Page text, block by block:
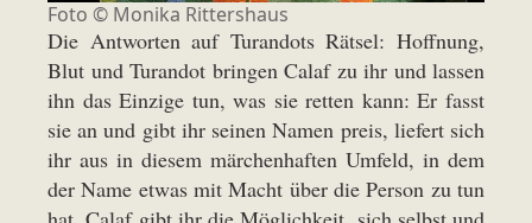
Foto © Monika Rittershaus
Die Antworten auf Turandots Rätsel: Hoffnung,
Blut und Turandot bringen Calaf zu ihr und lassen
ihn das Einzige tun, was sie retten kann: Er fasst
sie an und gibt ihr seinen Namen preis, liefert sich
ihr aus in diesem märchenhaften Umfeld, in dem
der Name etwas mit Macht über die Person zu tun